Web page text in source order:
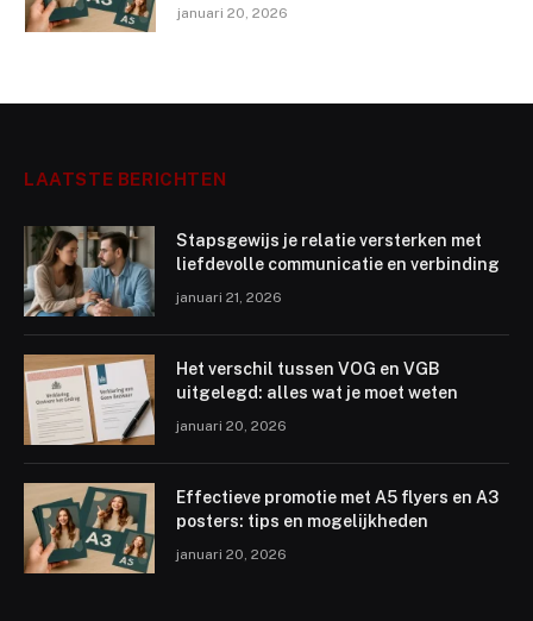
januari 20, 2026
LAATSTE BERICHTEN
Stapsgewijs je relatie versterken met
liefdevolle communicatie en verbinding
januari 21, 2026
Het verschil tussen VOG en VGB
uitgelegd: alles wat je moet weten
januari 20, 2026
Effectieve promotie met A5 flyers en A3
posters: tips en mogelijkheden
januari 20, 2026